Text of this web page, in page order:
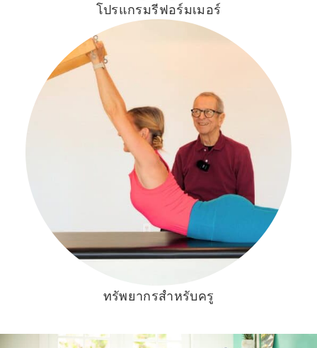
โปรแกรมรีฟอร์มเมอร์
ทรัพยากรสำหรับครู